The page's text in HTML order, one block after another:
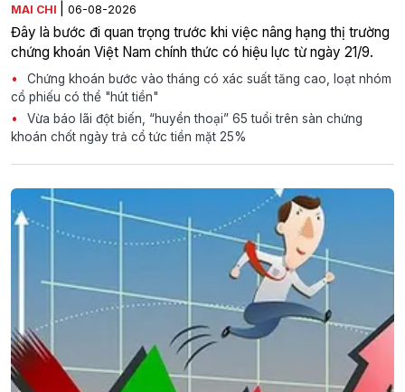
MAI CHI 06-08-2026
Đây là bước đi quan trọng trước khi việc nâng hạng thị trường
chứng khoán Việt Nam chính thức có hiệu lực từ ngày 21/9.
Chứng khoán bước vào tháng có xác suất tăng cao, loạt nhóm
cổ phiếu có thể "hút tiền"
Vừa báo lãi đột biến, “huyền thoại” 65 tuổi trên sàn chứng
khoán chốt ngày trả cổ tức tiền mặt 25%